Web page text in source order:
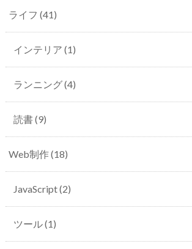
ライフ (41)
インテリア (1)
ランニング(4)
読書(9)
Web制作(18)
JavaScript(2)
ツール(1)